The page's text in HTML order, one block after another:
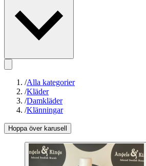
/Alla kategorier
/Kläder
/Damkläder
/Klänningar
Hoppa över karusell